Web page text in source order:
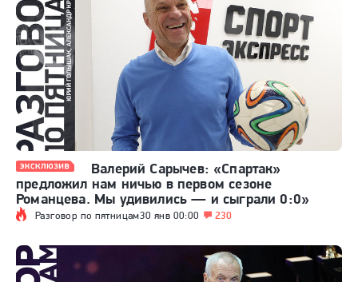
Разговор по пятницам30 янв 00:00 230
Валерий Сарычев: «Спартак»
предложил нам ничью в первом сезоне
Романцева. Мы удивились — и сыграли 0:0»